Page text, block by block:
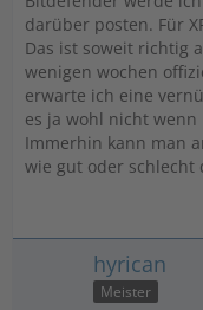
darüber posten. Für
Das ist soweit richtig
wenigen wochen
erwarte ich eine
es ja wohl nicht
Immerhin kann man
wie gut oder schlecht
hyrican
Meister